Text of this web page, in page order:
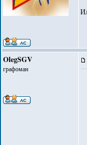
OlegSGV
графоман